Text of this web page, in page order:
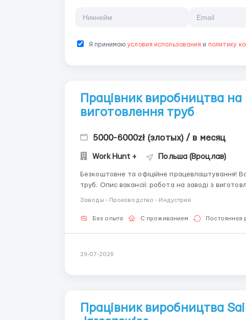
Я принимаюусловия использования и политику
Працівник виробництва на
виготовлення труб
5000-6000zł (злотых) / в месяц
Work Hunt + Польша (Вроцлав)
Безкоштовне та офіційне працевлаштування! Вакансія: Працівник на завод по виробництву
труб. Опис вакансії: робота на заводі з виготовлення утеплених труб для теплотрас.
Заводы - Производство - Индустрия
Без опыта С проживанием Постоянная
29-07-2026
Працівник виробництва